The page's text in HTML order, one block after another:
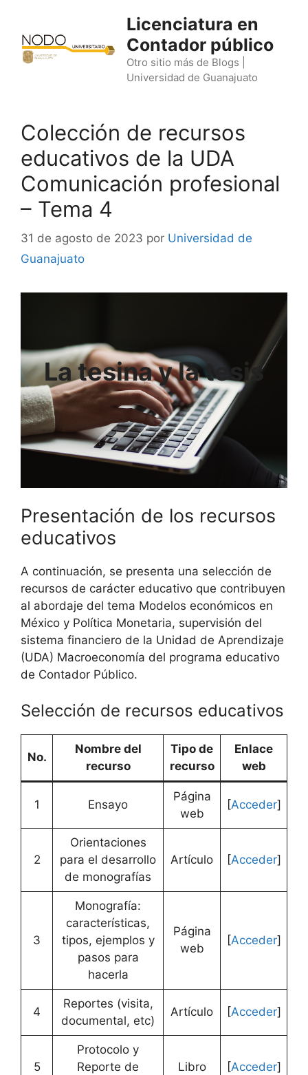
contenido
Licenciatura en
Contador público
Otro sitio más de Blogs |
Universidad de Guanajuato
Colección de recursos
educativos de la UDA
Comunicación profesional
– Tema 4
31 de agosto de 2023 por Universidad de
Guanajuato
La tesina y la tesis
Presentación de los recursos
educativos
A continuación, se presenta una selección de
recursos de carácter educativo que contribuyen
al abordaje del tema Modelos económicos en
México y Política Monetaria, supervisión del
sistema financiero de la Unidad de Aprendizaje
(UDA) Macroeconomía del programa educativo
de Contador Público.
Selección de recursos educativos
No.
Nombre del
recurso
Tipo de
recurso
Enlace
web
1 Ensayo
Página
web
[Acceder]
2
Orientaciones
para el desarrollo
de monografías
Artículo [Acceder]
3
Monografía:
características,
tipos, ejemplos y
pasos para
hacerla
Página
web
[Acceder]
4
Reportes (visita,
documental, etc)
Artículo [Acceder]
5
Protocolo y
Reporte de
Libro [Acceder]